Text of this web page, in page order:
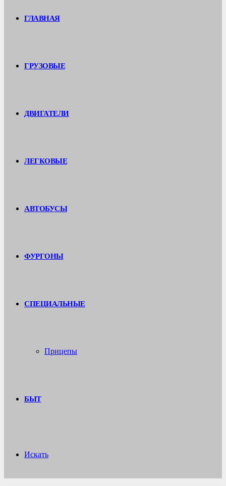
ГЛАВНАЯ
ГРУЗОВЫЕ
ДВИГАТЕЛИ
ЛЕГКОВЫЕ
АВТОБУСЫ
ФУРГОНЫ
СПЕЦИАЛЬНЫЕ
Прицепы
БЫТ
Искать